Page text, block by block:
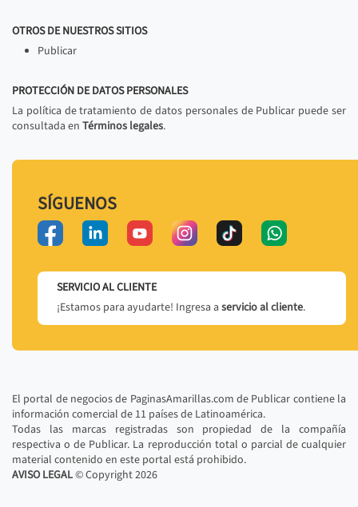
OTROS DE NUESTROS SITIOS
Publicar
PROTECCIÓN DE DATOS PERSONALES
La política de tratamiento de datos personales de Publicar puede ser
consultada en Términos legales.
SÍGUENOS
SERVICIO AL CLIENTE
¡Estamos para ayudarte! Ingresa a servicio al cliente.
El portal de negocios de PaginasAmarillas.com de Publicar contiene la
información comercial de 11 países de Latinoamérica.
Todas las marcas registradas son propiedad de la compañía
respectiva o de Publicar. La reproducción total o parcial de cualquier
material contenido en este portal está prohibido.
AVISO LEGAL© Copyright2026